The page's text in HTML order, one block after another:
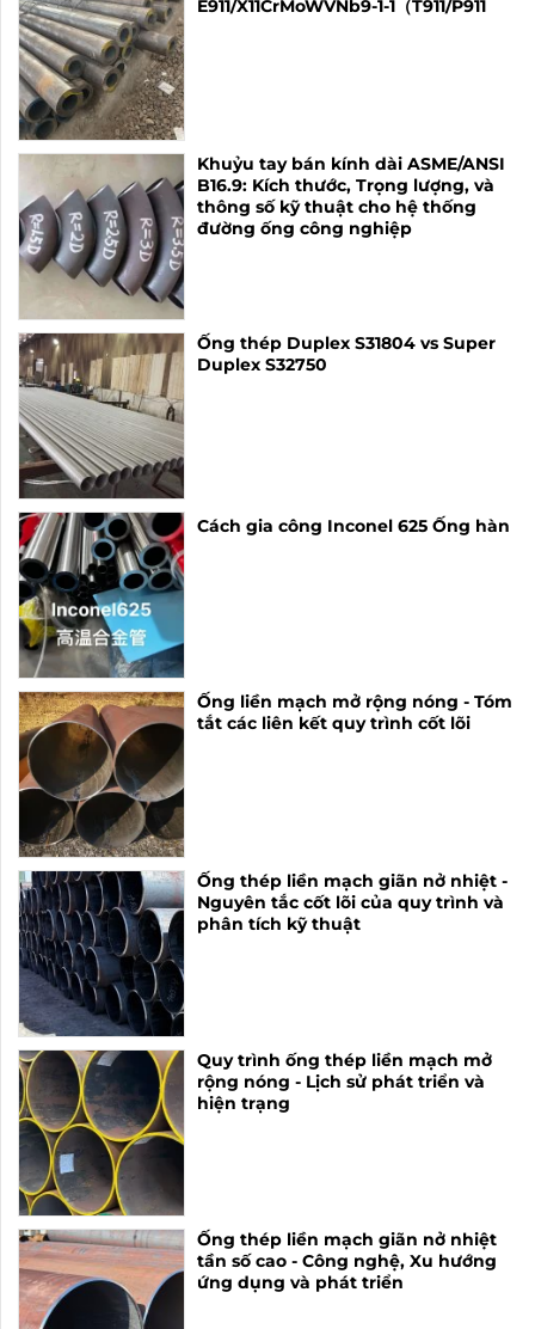
E911/X11CrMoWVNb9-1-1（T911/P911
Khuỷu tay bán kính dài ASME/ANSI
B16.9: Kích thước, Trọng lượng, và
thông số kỹ thuật cho hệ thống
đường ống công nghiệp
Ống thép Duplex S31804 vs Super
Duplex S32750
Cách gia công Inconel 625 Ống hàn
Ống liền mạch mở rộng nóng - Tóm
tắt các liên kết quy trình cốt lõi
Ống thép liền mạch giãn nở nhiệt -
Nguyên tắc cốt lõi của quy trình và
phân tích kỹ thuật
Quy trình ống thép liền mạch mở
rộng nóng - Lịch sử phát triển và
hiện trạng
Ống thép liền mạch giãn nở nhiệt
tần số cao - Công nghệ, Xu hướng
ứng dụng và phát triển